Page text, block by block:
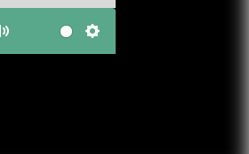
Mute Settings